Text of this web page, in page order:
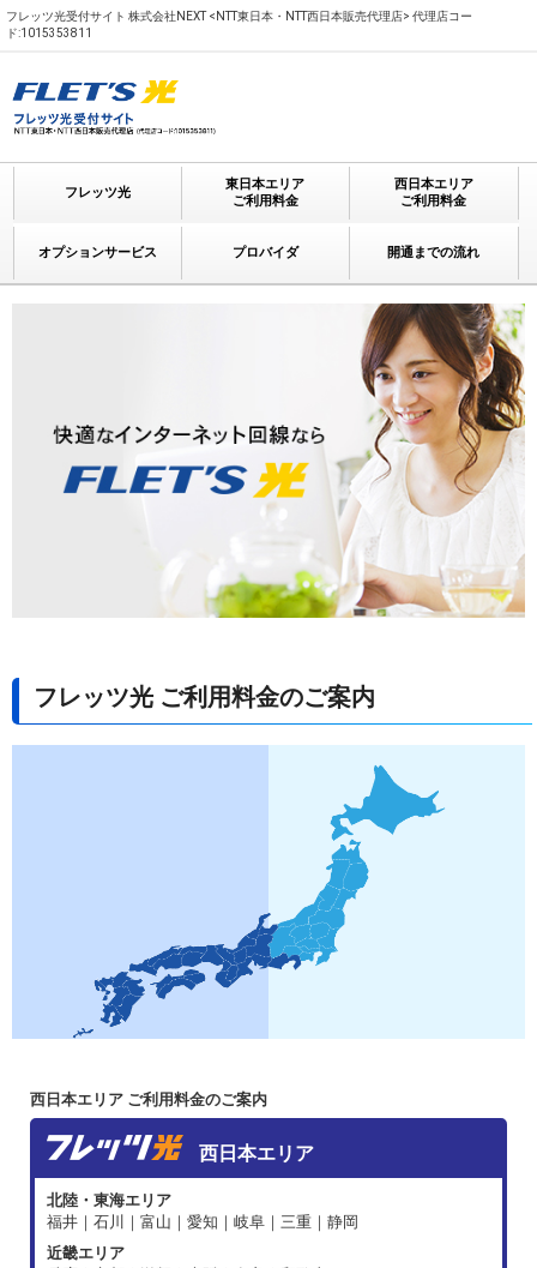
フレッツ光受付サイト 株式会社NEXT <NTT東日本・NTT西日本販売代理店> 代理店コー
ド:1015353811
フレッツ光
東日本エリア
ご利用料金
西日本エリア
ご利用料金
オプションサービス プロバイダ 開通までの流れ
フレッツ光 ご利用料金のご案内
西日本エリア ご利用料金のご案内
西日本エリア
北陸・東海エリア
福井｜石川｜富山｜愛知｜岐阜｜三重｜静岡
近畿エリア